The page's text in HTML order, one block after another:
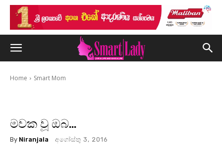
Home Smart Mom
මවක වූ ඔබ…
By Niranjala අගෝස්තු 3, 2016